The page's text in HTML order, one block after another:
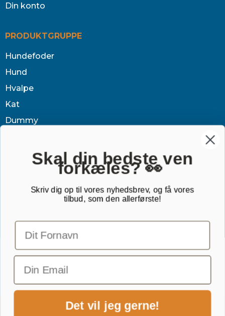
Din konto
PRODUKTGRUPPE
Hundefoder
Hund
Hvalpe
Kat
Dummy
Tøj & jagt
Sovetid
TILMELD NYHEDSBREV
Skal din bedste ven
forkæles? 👀
Skriv dig op til vores nyhedsbrev, og få vores
tilbud, som den allerførste!
Email
Det vil jeg gerne!